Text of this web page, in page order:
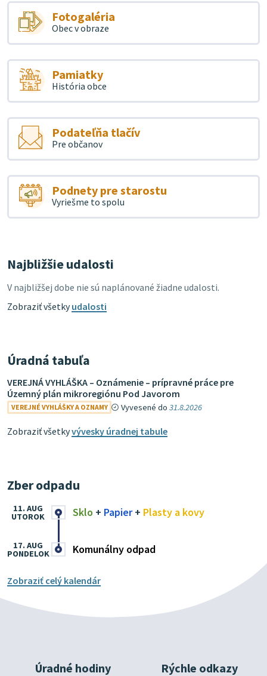
Fotogaléria
Obec v obraze
Pamiatky
História obce
Podateľňa tlačív
Pre občanov
Podnety pre starostu
Vyriešme to spolu
Najbližšie udalosti
V najbližšej dobe nie sú naplánované žiadne udalosti.
Zobraziť všetkyudalosti
Úradná tabuľa
VEREJNÁ VYHLÁŠKA – Oznámenie – prípravné práce pre
Územný plán mikroregiónu Pod Javorom
VEREJNÉ VYHLÁŠKY A OZNAMY Vyvesené do31.8.2026
Zobraziť všetkyvývesky úradnej tabule
Zber odpadu
Sklo + Papier+ Plasty a kovy
11. AUG
UTOROK
Komunálny odpad
17. AUG
PONDELOK
Zobraziť celý kalendár
Úradné hodiny Rýchle odkazy